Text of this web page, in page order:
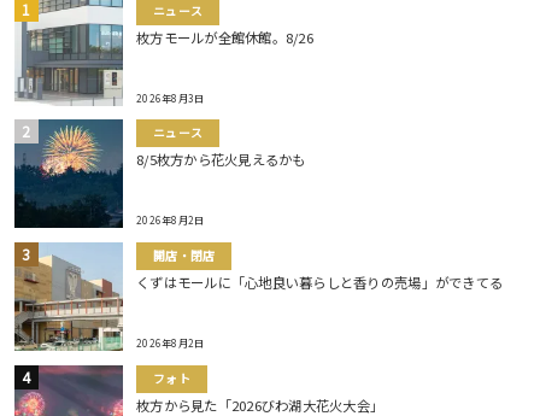
ニュース
枚方モールが全館休館。8/26
2026年8月3日
ニュース
8/5枚方から花火見えるかも
2026年8月2日
開店・閉店
くずはモールに「心地良い暮らしと香りの売場」ができてる
2026年8月2日
フォト
枚方から見た「2026びわ湖大花火大会」